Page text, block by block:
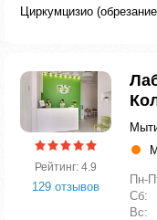
Циркумцизио
Рейтинг: 4.9
129 отзывов
Пн-
Сб:
Вс: